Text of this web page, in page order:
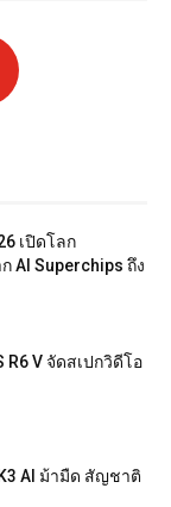
เปิดโลก
AI Superchips ถึง
R6 V จัดสเปกวิดีโอ
AI ม้ามืด สัญชาติ